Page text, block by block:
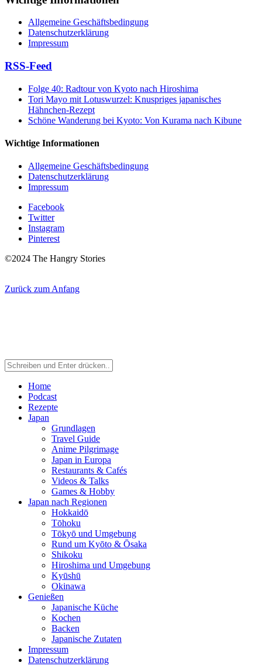
Allgemeine Geschäftsbedingung
Datenschutzerklärung
Impressum
RSS-Feed
Folge 40: Radtour von Kyoto nach Hiroshima
Tori Mayo mit Lotuswurzel: Knuspriges japanisches
Hähnchen-Rezept
Schöne Wanderung bei Kyoto: Von Kurama nach Kibune
Wichtige Informationen
Allgemeine Geschäftsbedingung
Datenschutzerklärung
Impressum
Facebook
Twitter
Instagram
Pinterest
©2024 The Hangry Stories
Zurück zum Anfang
Home
Podcast
Rezepte
Japan
Grundlagen
Travel Guide
Anime Pilgrimage
Japan in Europa
Restaurants & Cafés
Videos & Talks
Games & Hobby
Japan nach Regionen
Hokkaidō
Tōhoku
Tōkyō und Umgebung
Rund um Kyōto & Ōsaka
Shikoku
Hiroshima und Umgebung
Kyūshū
Okinawa
Genießen
Japanische Küche
Kochen
Backen
Japanische Zutaten
Impressum
Datenschutzerklärung